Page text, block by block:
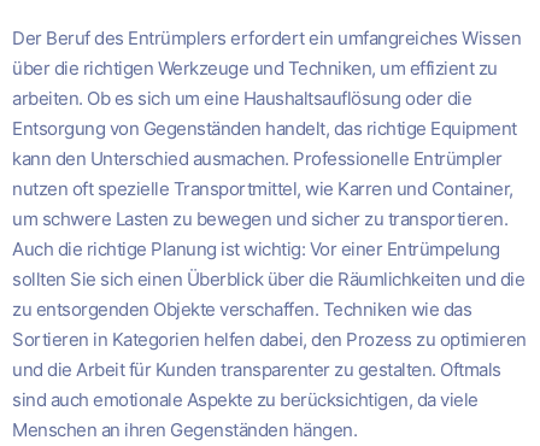
Der Beruf des Entrümplers erfordert ein umfangreiches Wissen
über die richtigen Werkzeuge und Techniken, um effizient zu
arbeiten. Ob es sich um eine Haushaltsauflösung oder die
Entsorgung von Gegenständen handelt, das richtige Equipment
kann den Unterschied ausmachen. Professionelle Entrümpler
nutzen oft spezielle Transportmittel, wie Karren und Container,
um schwere Lasten zu bewegen und sicher zu transportieren.
Auch die richtige Planung ist wichtig: Vor einer Entrümpelung
sollten Sie sich einen Überblick über die Räumlichkeiten und die
zu entsorgenden Objekte verschaffen. Techniken wie das
Sortieren in Kategorien helfen dabei, den Prozess zu optimieren
und die Arbeit für Kunden transparenter zu gestalten. Oftmals
sind auch emotionale Aspekte zu berücksichtigen, da viele
Menschen an ihren Gegenständen hängen.